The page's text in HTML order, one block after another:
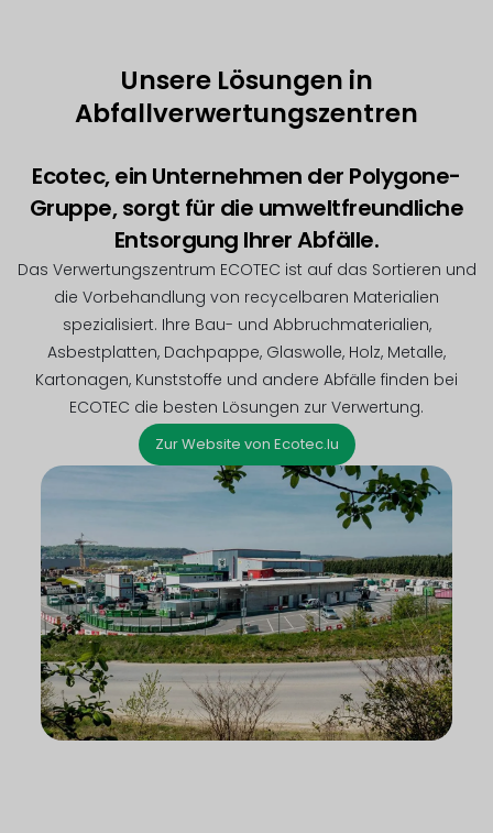
Unsere Lösungen in
Abfallverwertungszentren
Ecotec, ein Unternehmen der Polygone-
Gruppe, sorgt für die umweltfreundliche
Entsorgung Ihrer Abfälle.
Das Verwertungszentrum ECOTEC ist auf das Sortieren und
die Vorbehandlung von recycelbaren Materialien
spezialisiert. Ihre Bau- und Abbruchmaterialien,
Asbestplatten, Dachpappe, Glaswolle, Holz, Metalle,
Kartonagen, Kunststoffe und andere Abfälle finden bei
ECOTEC die besten Lösungen zur Verwertung.
Zur Website von Ecotec.lu